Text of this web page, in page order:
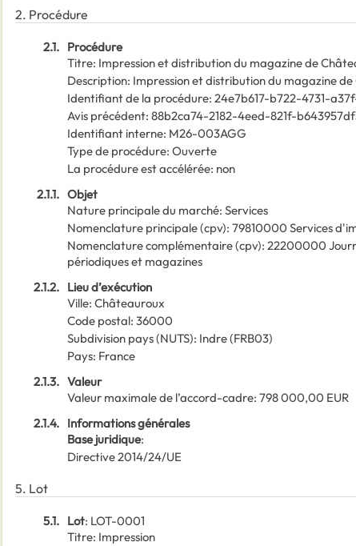
2. Procédure
2.1. Procédure
Titre: Impression et distribution du magazine de
Description: Impression et distribution du magazine
Identifiant de la procédure: 24e7b617-b722-4731-
Avis précédent: 88b2ca74-2182-4eed-821f-
Identifiant interne: M26-003AGG
Type de procédure: Ouverte
La procédure est accélérée: non
2.1.1. Objet
Nature principale du marché: Services
Nomenclature principale(cpv): 79810000 Services
Nomenclature complémentaire(cpv): 22200000
périodiques et magazines
2.1.2. Lieu d’exécution
Ville: Châteauroux
Code postal: 36000
Subdivision pays (NUTS): Indre(FRB03)
Pays: France
2.1.3. Valeur
Valeur maximale de l’accord-cadre: 798 000,00 EUR
2.1.4. Informations générales
Base juridique:
Directive 2014/24/UE
5. Lot
5.1. Lot: LOT-0001
Titre: Impression